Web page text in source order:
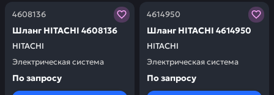
4608136
HITACHI
Шланг HITACHI 4608136
Электрическая система
Заказывая запчасти у нас, вы получаете гарантию
По запросу
4614950
HITACHI
Шланг HITACHI 4614950
Электрическая система
Заказывая запчасти у
По запросу